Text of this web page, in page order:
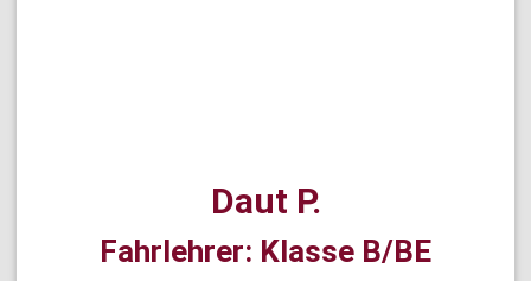
Daut P.
Fahrlehrer: Klasse B/BE